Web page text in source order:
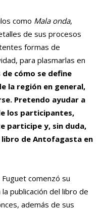
como Mala onda,
de sus procesos
formas de
para plasmarlas en
de cómo se define
la región en general,
Pretendo ayudar a
los participantes,
participe y, sin duda,
libro de Antofagasta en
comenzó su
publicación del libro de
además de sus